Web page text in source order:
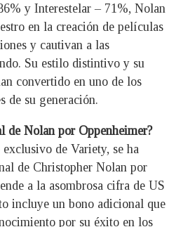
y Interestelar – 71%, Nolan
en la creación de películas
y cautivan a las
Su estilo distintivo y su
convertido en uno de los
de su generación.
de Nolan por Oppenheimer?
de Variety, se ha
de Christopher Nolan por
a la asombrosa cifra de US
incluye un bono adicional que
por su éxito en los